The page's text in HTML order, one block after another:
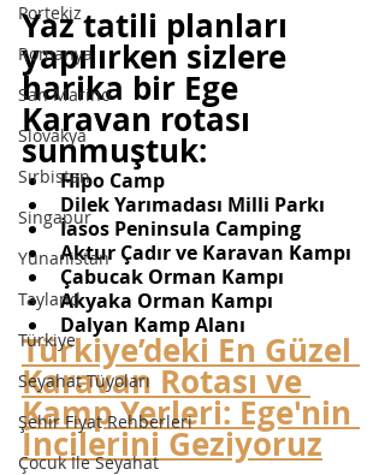
Portekiz
Romanya
San Marino
Slovakya
Sırbistan
Singapur
Yunanistan
Tayland
Türkiye
Seyahat Tüyoları
Şehir Fiyat Rehberleri
Çocuk İle Seyahat
Yaz tatili planları
yapılırken sizlere
harika bir Ege
Karavan rotası
sunmuştuk:
Hipo Camp
Dilek Yarımadası Milli Parkı
İasos Peninsula Camping
Aktur Çadır ve Karavan Kampı
Çabucak Orman Kampı
Akyaka Orman Kampı
Dalyan Kamp Alanı
Türkiye’deki En Güzel
Karavan Rotası ve
Kamp Yerleri: Ege'nin
İncilerini Geziyoruz